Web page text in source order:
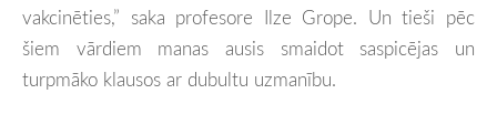
vakcinēties,” saka profesore Ilze Grope. Un tieši pēc
šiem vārdiem manas ausis smaidot saspicējas un
turpmāko klausos ar dubultu uzmanību.